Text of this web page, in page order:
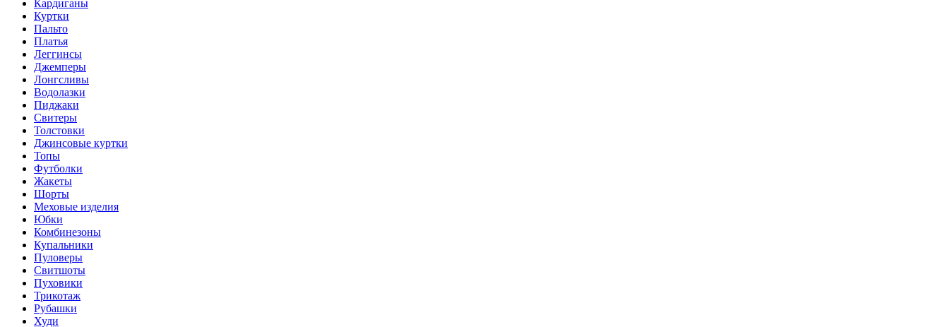
Кардиганы
Куртки
Пальто
Платья
Леггинсы
Джемперы
Лонгсливы
Водолазки
Пиджаки
Свитеры
Толстовки
Джинсовые куртки
Топы
Футболки
Жакеты
Шорты
Меховые изделия
Юбки
Комбинезоны
Купальники
Пуловеры
Свитшоты
Пуховики
Трикотаж
Рубашки
Худи